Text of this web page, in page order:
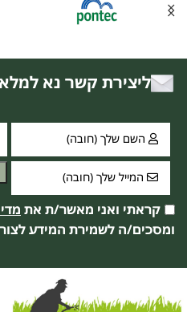
ליצירת קשר נא
קראתי ואני מאשר/ת את
ומסכים/ה לשמירת המידע